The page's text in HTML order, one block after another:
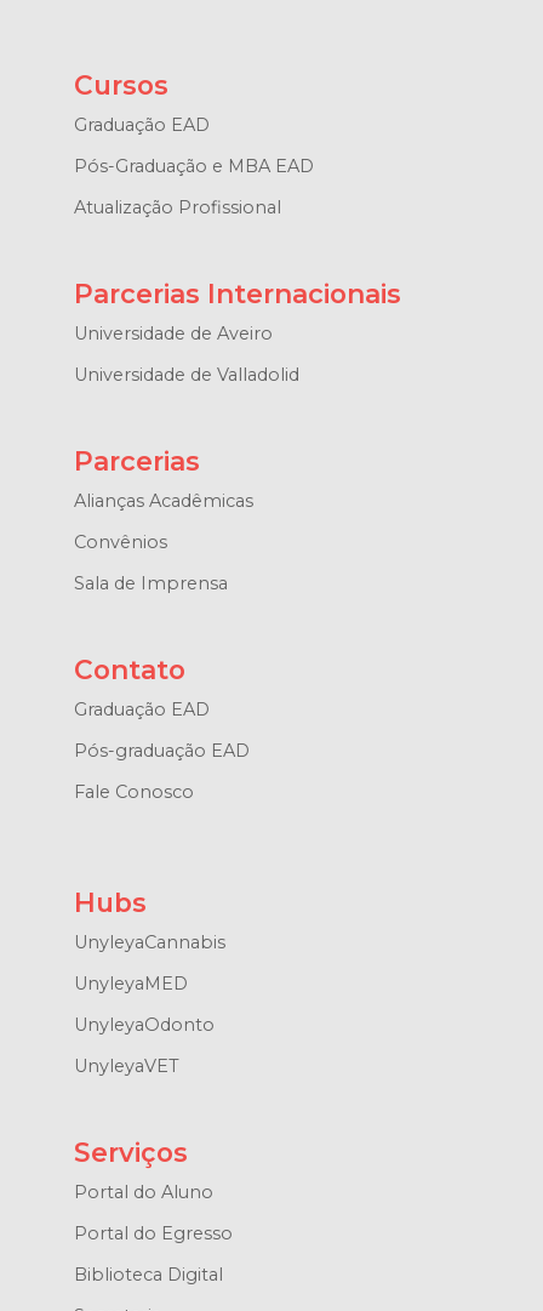
Cursos
Graduação EAD
Pós-Graduação e MBA EAD
Atualização Profissional
Parcerias Internacionais
Universidade de Aveiro
Universidade de Valladolid
Parcerias
Alianças Acadêmicas
Convênios
Sala de Imprensa
Contato
Graduação EAD
Pós-graduação EAD
Fale Conosco
Hubs
UnyleyaCannabis
UnyleyaMED
UnyleyaOdonto
UnyleyaVET
Serviços
Portal do Aluno
Portal do Egresso
Biblioteca Digital